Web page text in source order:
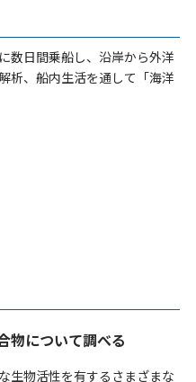
数日間乗船し、沿岸から外洋
析、船内生活を通して「海洋
物について調べる
生物活性を有するさまざまな